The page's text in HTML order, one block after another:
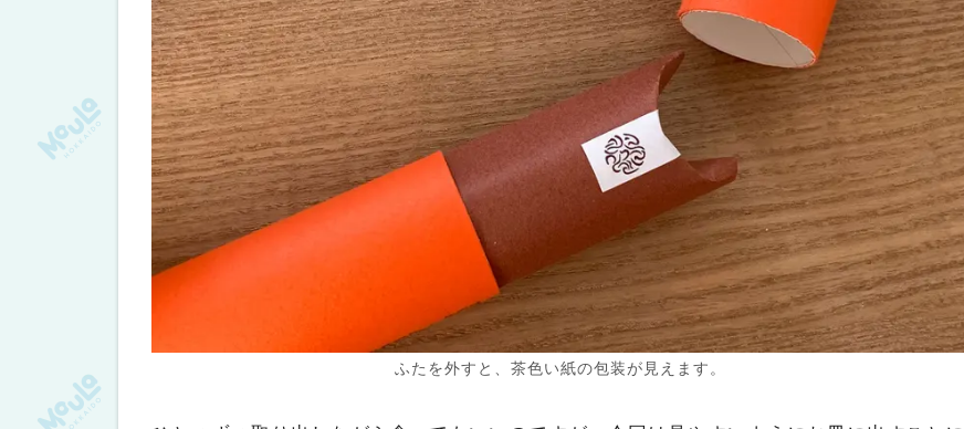
ふたを外すと、茶色い紙の包装が見えます。